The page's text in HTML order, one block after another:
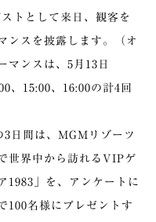
トとして来日、観客を
ンスを披露します。（オ
マンスは、5月13日
、15:00、16:00の計4回
3日間は、MGMリゾーツ
世界中から訪れるVIPゲ
1983」を、アンケートに
100名様にプレゼントす